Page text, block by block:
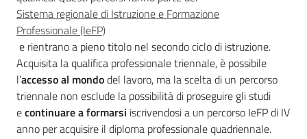
m
a
Regione
Sistema regionale di Istruzione e Formazione
Professionale (IeFP)
e rientrano a pieno titolo nel secondo ciclo di istruzione.
Acquisita la qualifica professionale triennale, è possibile
l’accesso al mondodel lavoro, ma la scelta di un percorso
triennale non esclude la possibilità di proseguire gli studi
econtinuare a formarsi iscrivendosi a un percorso IeFP di IV
anno per acquisire il diploma professionale quadriennale.